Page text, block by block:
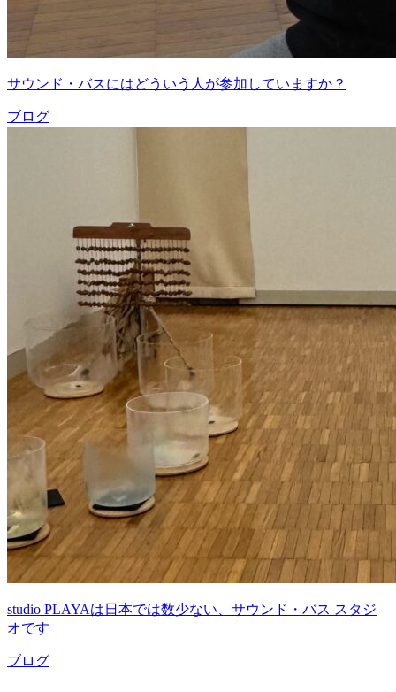
サウンド・バスにはどういう人が参加していますか？
ブログ
studio PLAYAは日本では数少ない、サウンド・バス スタジ
オです
ブログ